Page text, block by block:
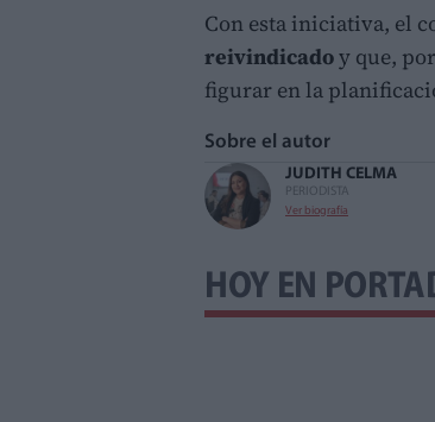
Con esta iniciativa, el
reivindicadoy que,
figurar en la
Sobre el autor
JUDITH CELMA
PERIODISTA
Ver biografía
HOY EN